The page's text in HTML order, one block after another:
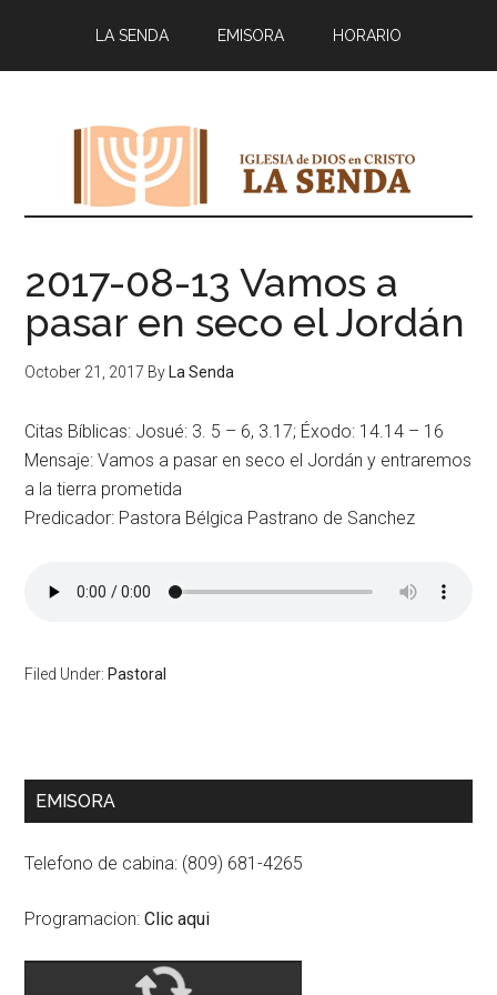
content
primary
LA SENDA EMISORA HORARIO
2017-08-13 Vamos a
pasar en seco el Jordán
October 21, 2017 By La Senda
Citas Bíblicas: Josué: 3. 5 – 6, 3.17; Éxodo: 14.14 – 16
Mensaje: Vamos a pasar en seco el Jordán y entraremos
a la tierra prometida
Predicador: Pastora Bélgica Pastrano de Sanchez
Filed Under: Pastoral
Primary
EMISORA
Telefono de cabina: (809) 681-4265
Programacion:Clic aqui